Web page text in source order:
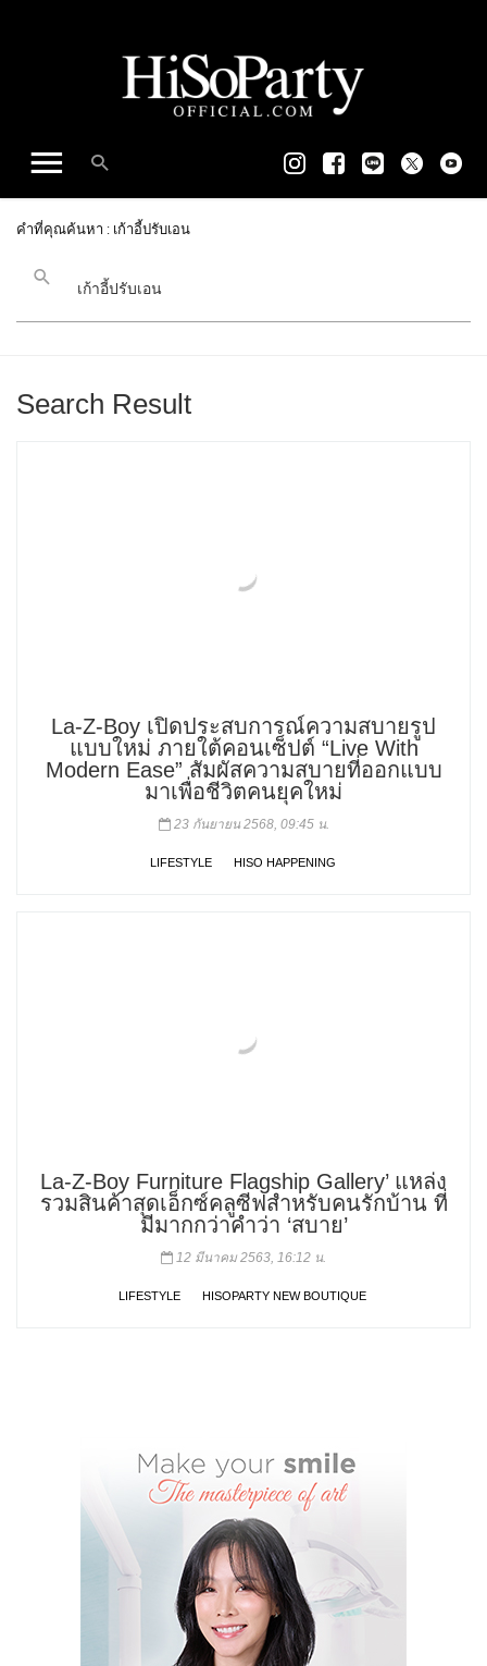
คำที่คุณค้นหา : เก้าอี้ปรับเอน
Search Result
La-Z-Boy เปิดประสบการณ์ความสบายรูป
แบบใหม่ ภายใต้คอนเซ็ปต์ “Live With
Modern Ease” สัมผัสความสบายที่ออกแบบ
มาเพื่อชีวิตคนยุคใหม่
23 กันยายน 2568, 09:45 น.
LIFESTYLE HISO HAPPENING
La-Z-Boy Furniture Flagship Gallery’ แหล่ง
รวมสินค้าสุดเอ็กซ์คลูซีฟสำหรับคนรักบ้าน ที่
มีมากกว่าคำว่า ‘สบาย’
12 มีนาคม 2563, 16:12 น.
LIFESTYLE HISOPARTY NEW BOUTIQUE